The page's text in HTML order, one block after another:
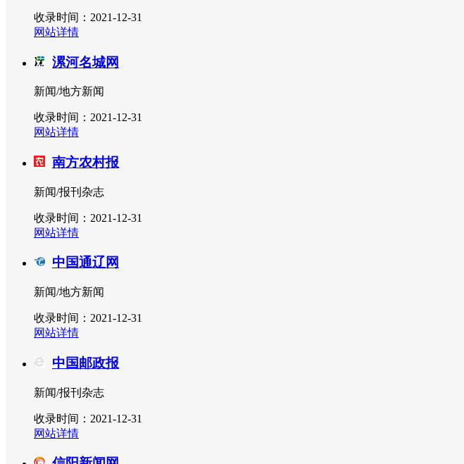
收录时间：2021-12-31
网站详情
漯河名城网
新闻/地方新闻
收录时间：2021-12-31
网站详情
南方农村报
新闻/报刊杂志
收录时间：2021-12-31
网站详情
中国通辽网
新闻/地方新闻
收录时间：2021-12-31
网站详情
中国邮政报
新闻/报刊杂志
收录时间：2021-12-31
网站详情